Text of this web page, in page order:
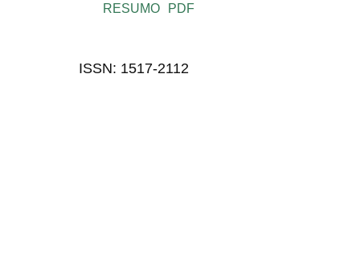
RESUMO PDF
ISSN: 1517-2112